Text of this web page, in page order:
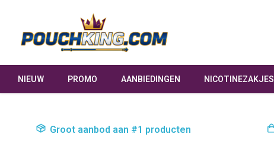
NIEUW PROMO AANBIEDINGEN NICOTINEZAKJES
Groot aanbod aan #1 producten